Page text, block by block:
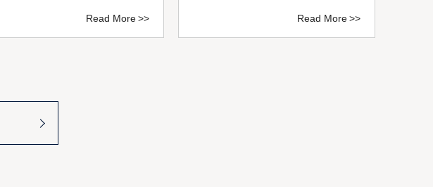
Read More Read More